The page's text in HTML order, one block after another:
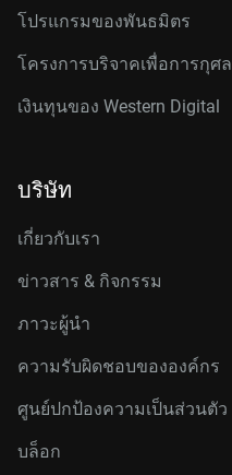
โปรแกรมของพันธมิตร
โครงการบริจาคเพื่อการกุศล
เงินทุนของ Western Digital
บริษัท
เกี่ยวกับเรา
ข่าวสาร & กิจกรรม
ภาวะผู้นำ
ความรับผิดชอบขององค์กร
ศูนย์ปกป้องความเป็นส่วนตัว
บล็อก